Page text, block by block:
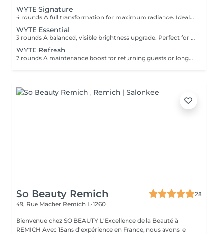
WYTE Signature
4 rounds A full transformation for maximum radiance. Ideal for first-time guests seeking the brightest natural result. 100% satisfaction or money back no-questions asked guarantee*
WYTE Essential
3 rounds A balanced, visible brightness upgrade. Perfect for your first whitening journey.
WYTE Refresh
2 rounds A maintenance boost for returning guests or long-term brilliance seekers, uniquely for returning clients, after your first session.
So Beauty Remich
28
49, Rue Macher Remich L-1260
Bienvenue chez SO BEAUTY L'Excellence de la Beauté à
REMICH Avec 15ans d'expérience en France, nous avons le